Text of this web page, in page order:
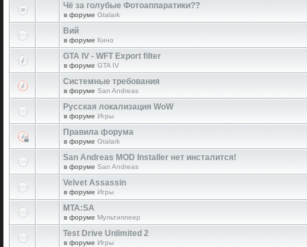
Чё за голубые Фотоаппаратики??
в форуме Gtalark
Вий
в форуме Кино
GTA IV - WFT Export filter
в форуме GTA IV
Системные требования
в форуме San Andreas
Русская локализация WoW
в форуме Игры
Правила форума
в форуме Gtalark
San Andreas MOD Installer нет инсталится!
в форуме San Andreas
Velvet Assassin
в форуме Игры
MTA:SA
в форуме Мультиплеер
Test Drive Unlimited 2
в форуме Игры